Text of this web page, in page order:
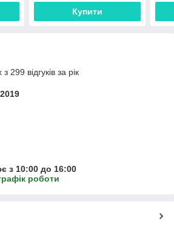
Купити
299 відгуків за рік
з 10:00 до 16:00
роботи